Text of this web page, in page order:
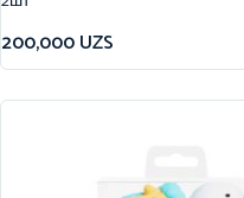
200,000UZS